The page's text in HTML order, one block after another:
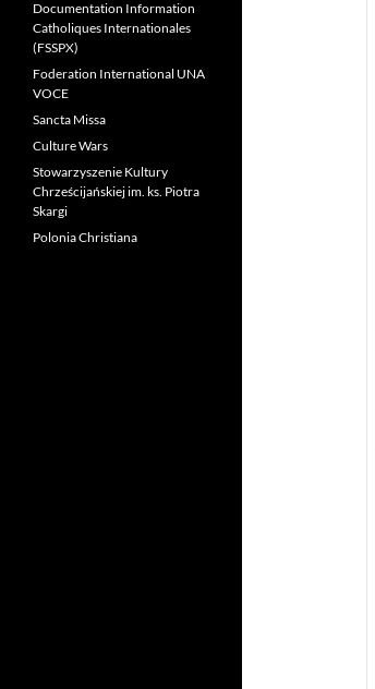
Documentation Information
Catholiques Internationales
(FSSPX)
Foderation International UNA
VOCE
Sancta Missa
Culture Wars
Stowarzyszenie Kultury
Chrześcijańskiej im. ks. Piotra
Skargi
Polonia Christiana